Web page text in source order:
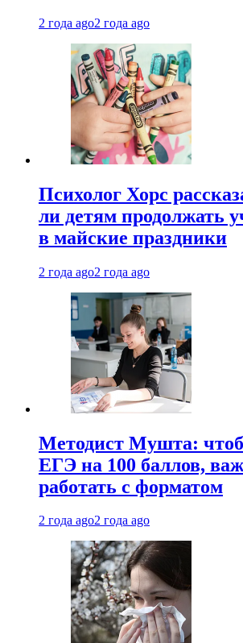
2 года ago2 года ago
Психолог Хорс
ли детям продолжать
в майские праздники
2 года ago2 года ago
Методист Мушта:
ЕГЭ на 100 баллов,
работать с форматом
2 года ago2 года ago